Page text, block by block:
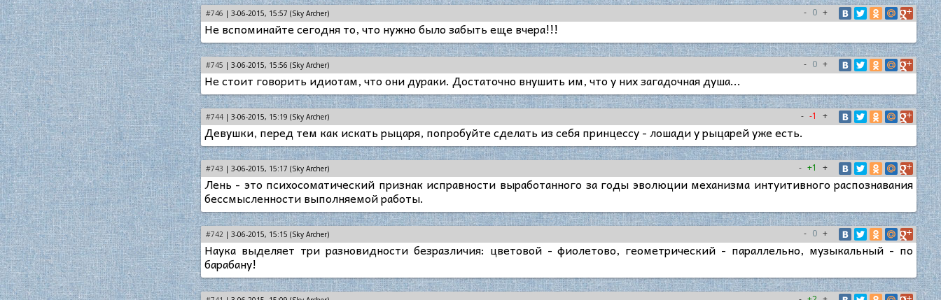
#746 | 3-06-2015, 15:57 (Sky Archer) - 0 +
Не вспоминайте сегодня то, что нужно было забыть еще вчера!!!
#745 | 3-06-2015, 15:56 (Sky Archer) - 0 +
Не стоит говорить идиотам, что они дураки. Достаточно внушить им, что у них загадочная душа...
#744| 3-06-2015, 15:19 (Sky Archer) - -1 +
Девушки, перед тем как искать рыцаря, попробуйте сделать из себя принцессу - лошади у рыцарей уже есть.
#743 | 3-06-2015, 15:17 (Sky Archer) - +1 +
Лень - это психосоматический признак исправности выработанного за годы эволюции механизма интуитивного распознавания
бессмысленности выполняемой работы.
#742| 3-06-2015, 15:15 (Sky Archer) - 0 +
Наука выделяет три разновидности безразличия: цветовой - фиолетово, геометрический - параллельно, музыкальный - по
барабану!